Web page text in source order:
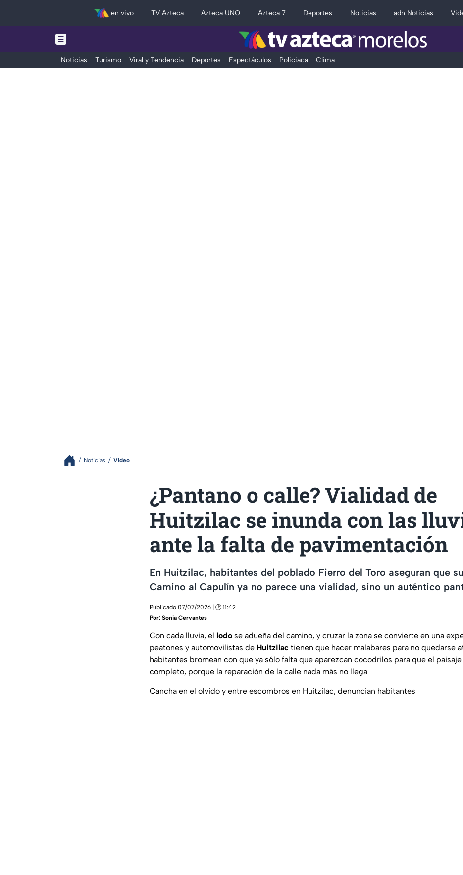
en vivo TV Azteca Azteca UNO Azteca 7 Deportes Noticias adn Noticias
Noticias Turismo Viral y Tendencia Deportes Espectáculos Policiaca Clima
Noticias Video
¿Pantano o calle? Vialidad de
Huitzilac se inunda con las
ante la falta de pavimentación
En Huitzilac, habitantes del poblado Fierro del Toro aseguran que
Camino al Capulín ya no parece una vialidad, sino un auténtico
Publicado 07/07/2026 | 🕑 11:42
Por: Sonia Cervantes
Con cada lluvia, el lodo se adueña del camino, y cruzar la zona se convierte en una
peatones y automovilistas de Huitzilac tienen que hacer malabares para no quedarse
habitantes bromean con que ya sólo falta que aparezcan cocodrilos para que el
completo, porque la reparación de la calle nada más no llega
Cancha en el olvido y entre escombros en Huitzilac, denuncian habitantes